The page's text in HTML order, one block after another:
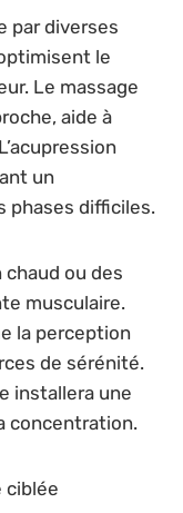
par diverses
le
Le massage
aide à
un
phases difficiles.
chaud ou des
musculaire.
la perception
de sérénité.
installera une
concentration.